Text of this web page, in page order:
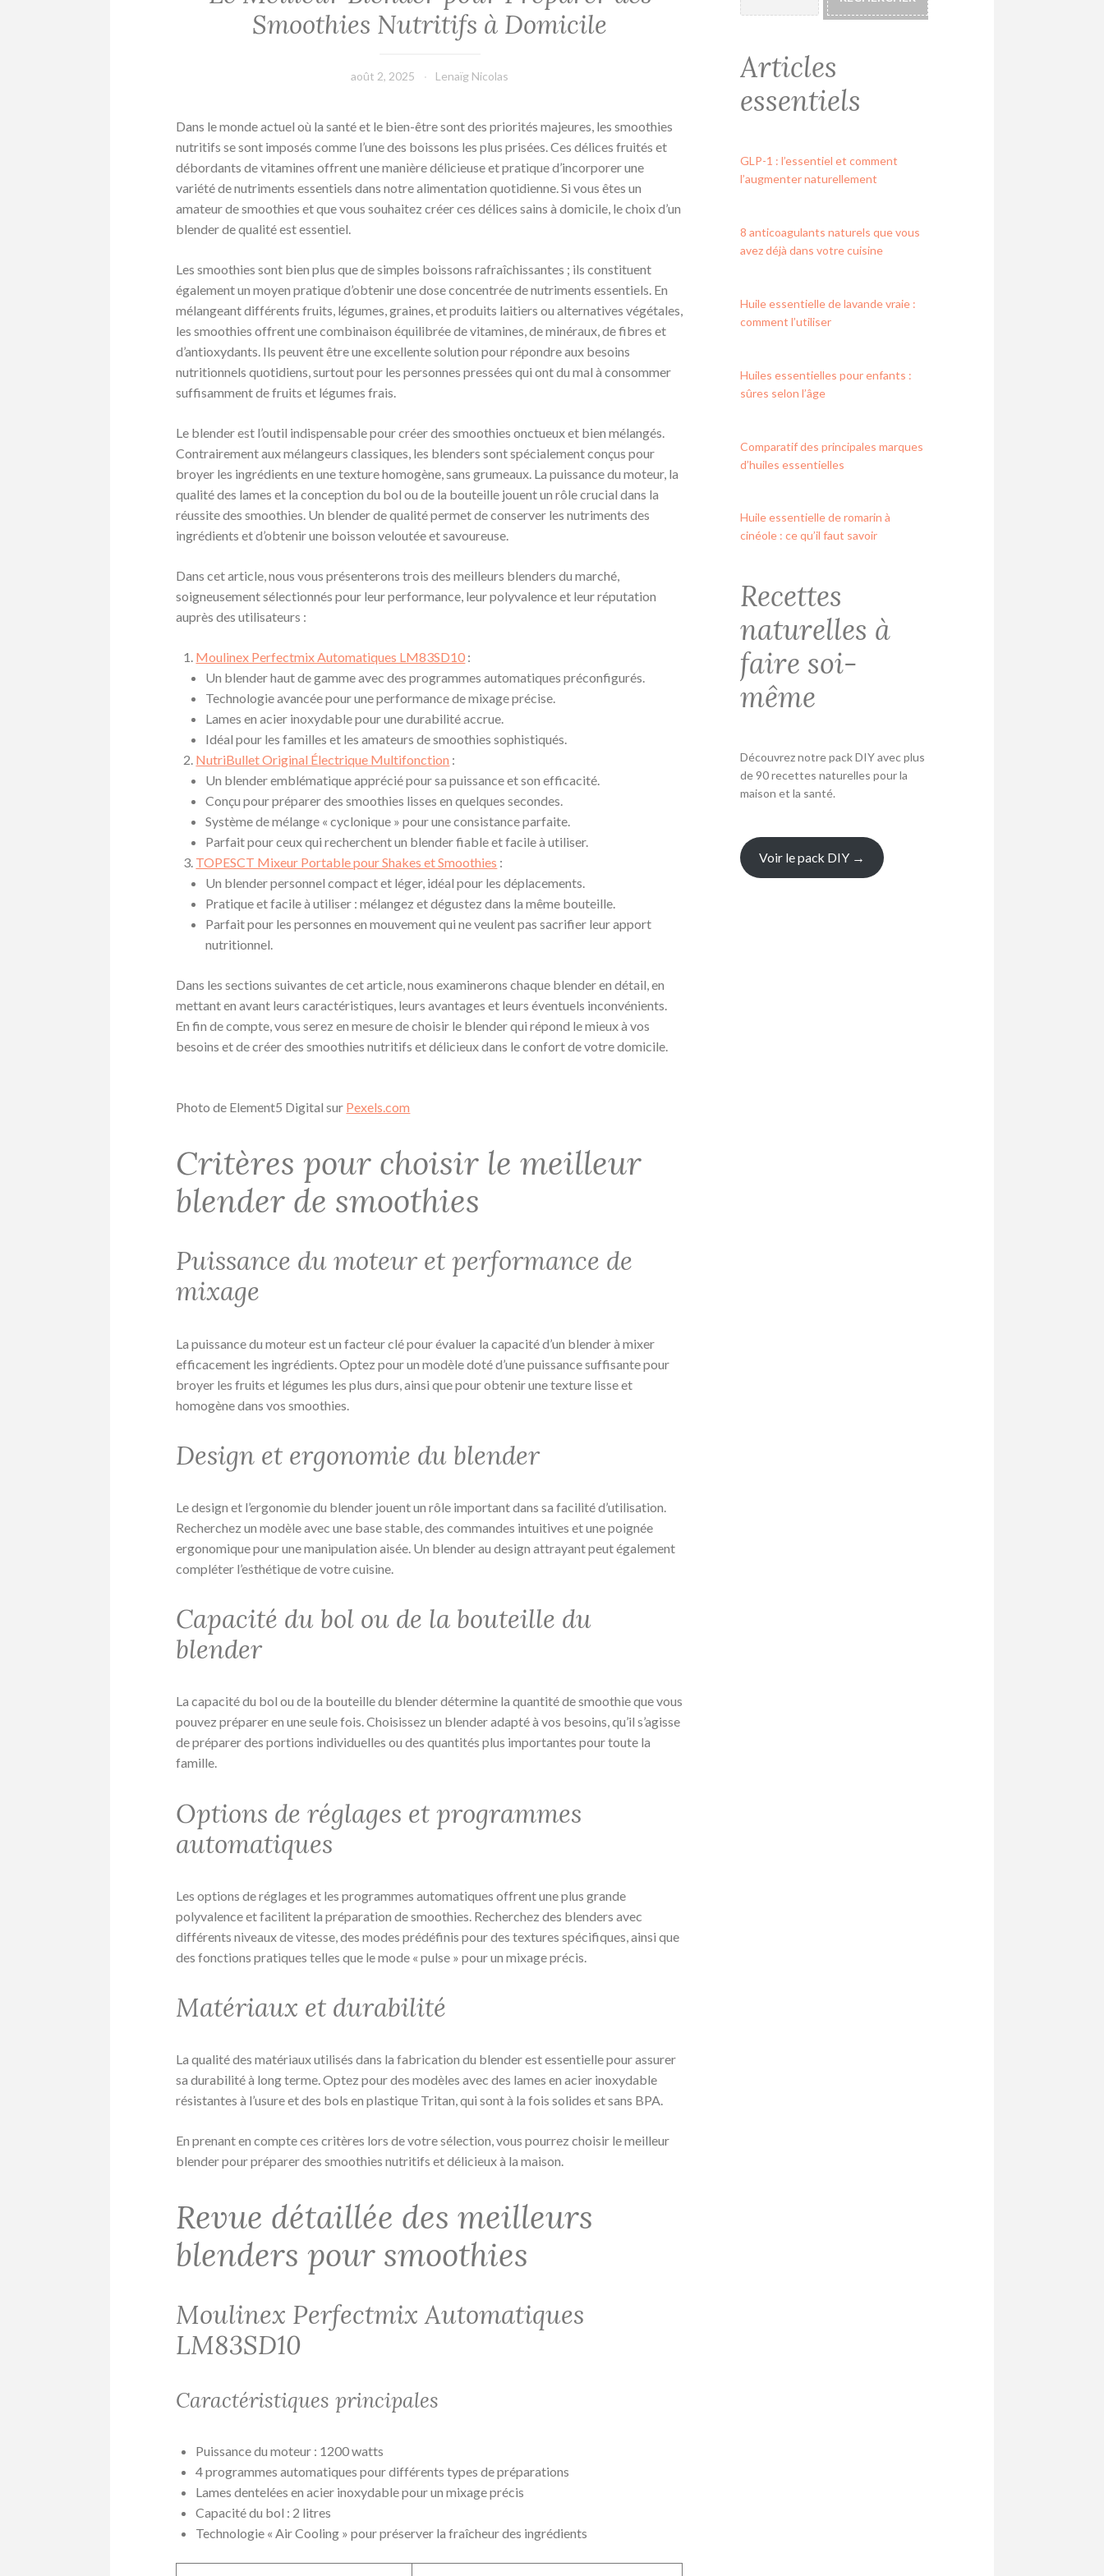
Smoothies Nutritifs à Domicile
août 2, 2025 Lenaïg Nicolas
Dans le monde actuel où la santé et le bien-être sont des priorités majeures, les smoothies
nutritifs se sont imposés comme l’une des boissons les plus prisées. Ces délices fruités et
débordants de vitamines offrent une manière délicieuse et pratique d’incorporer une
variété de nutriments essentiels dans notre alimentation quotidienne. Si vous êtes un
amateur de smoothies et que vous souhaitez créer ces délices sains à domicile, le choix d’un
blender de qualité est essentiel.
Les smoothies sont bien plus que de simples boissons rafraîchissantes ; ils constituent
également un moyen pratique d’obtenir une dose concentrée de nutriments essentiels. En
mélangeant différents fruits, légumes, graines, et produits laitiers ou alternatives végétales,
les smoothies offrent une combinaison équilibrée de vitamines, de minéraux, de fibres et
d’antioxydants. Ils peuvent être une excellente solution pour répondre aux besoins
nutritionnels quotidiens, surtout pour les personnes pressées qui ont du mal à consommer
suffisamment de fruits et légumes frais.
Le blender est l’outil indispensable pour créer des smoothies onctueux et bien mélangés.
Contrairement aux mélangeurs classiques, les blenders sont spécialement conçus pour
broyer les ingrédients en une texture homogène, sans grumeaux. La puissance du moteur, la
qualité des lames et la conception du bol ou de la bouteille jouent un rôle crucial dans la
réussite des smoothies. Un blender de qualité permet de conserver les nutriments des
ingrédients et d’obtenir une boisson veloutée et savoureuse.
Dans cet article, nous vous présenterons trois des meilleurs blenders du marché,
soigneusement sélectionnés pour leur performance, leur polyvalence et leur réputation
auprès des utilisateurs :
Moulinex Perfectmix Automatiques LM83SD10 :
Un blender haut de gamme avec des programmes automatiques préconfigurés.
Technologie avancée pour une performance de mixage précise.
Lames en acier inoxydable pour une durabilité accrue.
Idéal pour les familles et les amateurs de smoothies sophistiqués.
NutriBullet Original Électrique Multifonction :
Un blender emblématique apprécié pour sa puissance et son efficacité.
Conçu pour préparer des smoothies lisses en quelques secondes.
Système de mélange « cyclonique » pour une consistance parfaite.
Parfait pour ceux qui recherchent un blender fiable et facile à utiliser.
TOPESCT Mixeur Portable pour Shakes et Smoothies :
Un blender personnel compact et léger, idéal pour les déplacements.
Pratique et facile à utiliser : mélangez et dégustez dans la même bouteille.
Parfait pour les personnes en mouvement qui ne veulent pas sacrifier leur apport
nutritionnel.
Dans les sections suivantes de cet article, nous examinerons chaque blender en détail, en
mettant en avant leurs caractéristiques, leurs avantages et leurs éventuels inconvénients.
En fin de compte, vous serez en mesure de choisir le blender qui répond le mieux à vos
besoins et de créer des smoothies nutritifs et délicieux dans le confort de votre domicile.
Photo de Element5 Digital sur Pexels.com
Critères pour choisir le meilleur
blender de smoothies
Puissance du moteur et performance de
mixage
La puissance du moteur est un facteur clé pour évaluer la capacité d’un blender à mixer
efficacement les ingrédients. Optez pour un modèle doté d’une puissance suffisante pour
broyer les fruits et légumes les plus durs, ainsi que pour obtenir une texture lisse et
homogène dans vos smoothies.
Design et ergonomie du blender
Le design et l’ergonomie du blender jouent un rôle important dans sa facilité d’utilisation.
Recherchez un modèle avec une base stable, des commandes intuitives et une poignée
ergonomique pour une manipulation aisée. Un blender au design attrayant peut également
compléter l’esthétique de votre cuisine.
Capacité du bol ou de la bouteille du
blender
La capacité du bol ou de la bouteille du blender détermine la quantité de smoothie que vous
pouvez préparer en une seule fois. Choisissez un blender adapté à vos besoins, qu’il s’agisse
de préparer des portions individuelles ou des quantités plus importantes pour toute la
famille.
Options de réglages et programmes
automatiques
Les options de réglages et les programmes automatiques offrent une plus grande
polyvalence et facilitent la préparation de smoothies. Recherchez des blenders avec
différents niveaux de vitesse, des modes prédéfinis pour des textures spécifiques, ainsi que
des fonctions pratiques telles que le mode « pulse » pour un mixage précis.
Matériaux et durabilité
La qualité des matériaux utilisés dans la fabrication du blender est essentielle pour assurer
sa durabilité à long terme. Optez pour des modèles avec des lames en acier inoxydable
résistantes à l’usure et des bols en plastique Tritan, qui sont à la fois solides et sans BPA.
En prenant en compte ces critères lors de votre sélection, vous pourrez choisir le meilleur
blender pour préparer des smoothies nutritifs et délicieux à la maison.
Revue détaillée des meilleurs
blenders pour smoothies
Moulinex Perfectmix Automatiques
LM83SD10
Caractéristiques principales
Puissance du moteur : 1200 watts
4 programmes automatiques pour différents types de préparations
Lames dentelées en acier inoxydable pour un mixage précis
Capacité du bol : 2 litres
Technologie « Air Cooling » pour préserver la fraîcheur des ingrédients
Articles
essentiels
GLP-1 : l’essentiel et comment
l’augmenter naturellement
8 anticoagulants naturels que vous
avez déjà dans votre cuisine
Huile essentielle de lavande vraie :
comment l’utiliser
Huiles essentielles pour enfants :
sûres selon l’âge
Comparatif des principales marques
d’huiles essentielles
Huile essentielle de romarin à
cinéole : ce qu’il faut savoir
Recettes
naturelles à
faire soi-
même
Découvrez notre pack DIY avec plus
de 90 recettes naturelles pour la
maison et la santé.
Voir le pack DIY →